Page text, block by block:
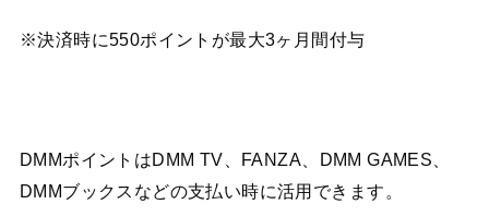
※決済時に550ポイントが最大3ヶ月間付与
DMMポイントはDMM TV、FANZA、DMM GAMES、
DMMブックスなどの支払い時に活用できます。